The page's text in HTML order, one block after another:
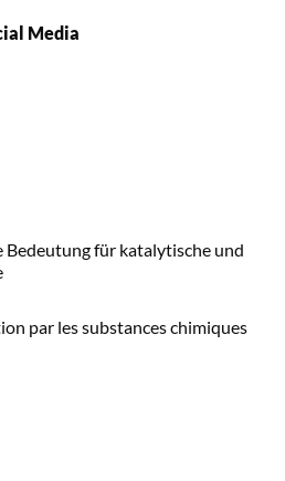
Media
für katalytische und
par les substances chimiques